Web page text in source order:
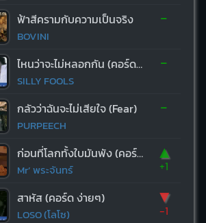
ฟ้าสีครามกับความเป็นจริง
BOVINI
-
ไหนว่าจะไม่หลอกกัน (คอร์ด ง่ายๆ)
SILLY FOOLS
-
กลัวว่าฉันจะไม่เสียใจ (Fear)
PURPEECH
-
ก่อนที่โลกทั้งใบมันพัง (คอร์ด ง่ายๆ)
Mr’ พระจันทร์
▲
+1
สาหัส (คอร์ด ง่ายๆ)
LOSO (โลโซ)
▼
-1